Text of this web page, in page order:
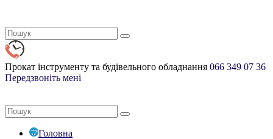
Прокат інструменту та будівельного обладнання 066 349 07 36
Передзвоніть мені
Головна